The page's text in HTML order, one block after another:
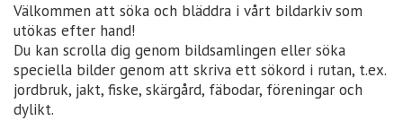
Välkommen att söka och bläddra i vårt bildarkiv som
utökas efter hand!
Du kan scrolla dig genom bildsamlingen eller söka
speciella bilder genom att skriva ett sökord i rutan, t.ex.
jordbruk, jakt, fiske, skärgård, fäbodar, föreningar och
dylikt.